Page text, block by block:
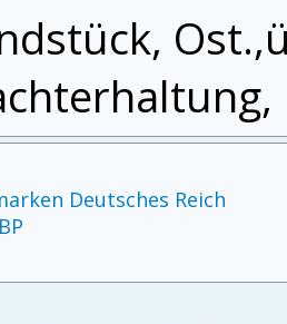
Deutsches Reich